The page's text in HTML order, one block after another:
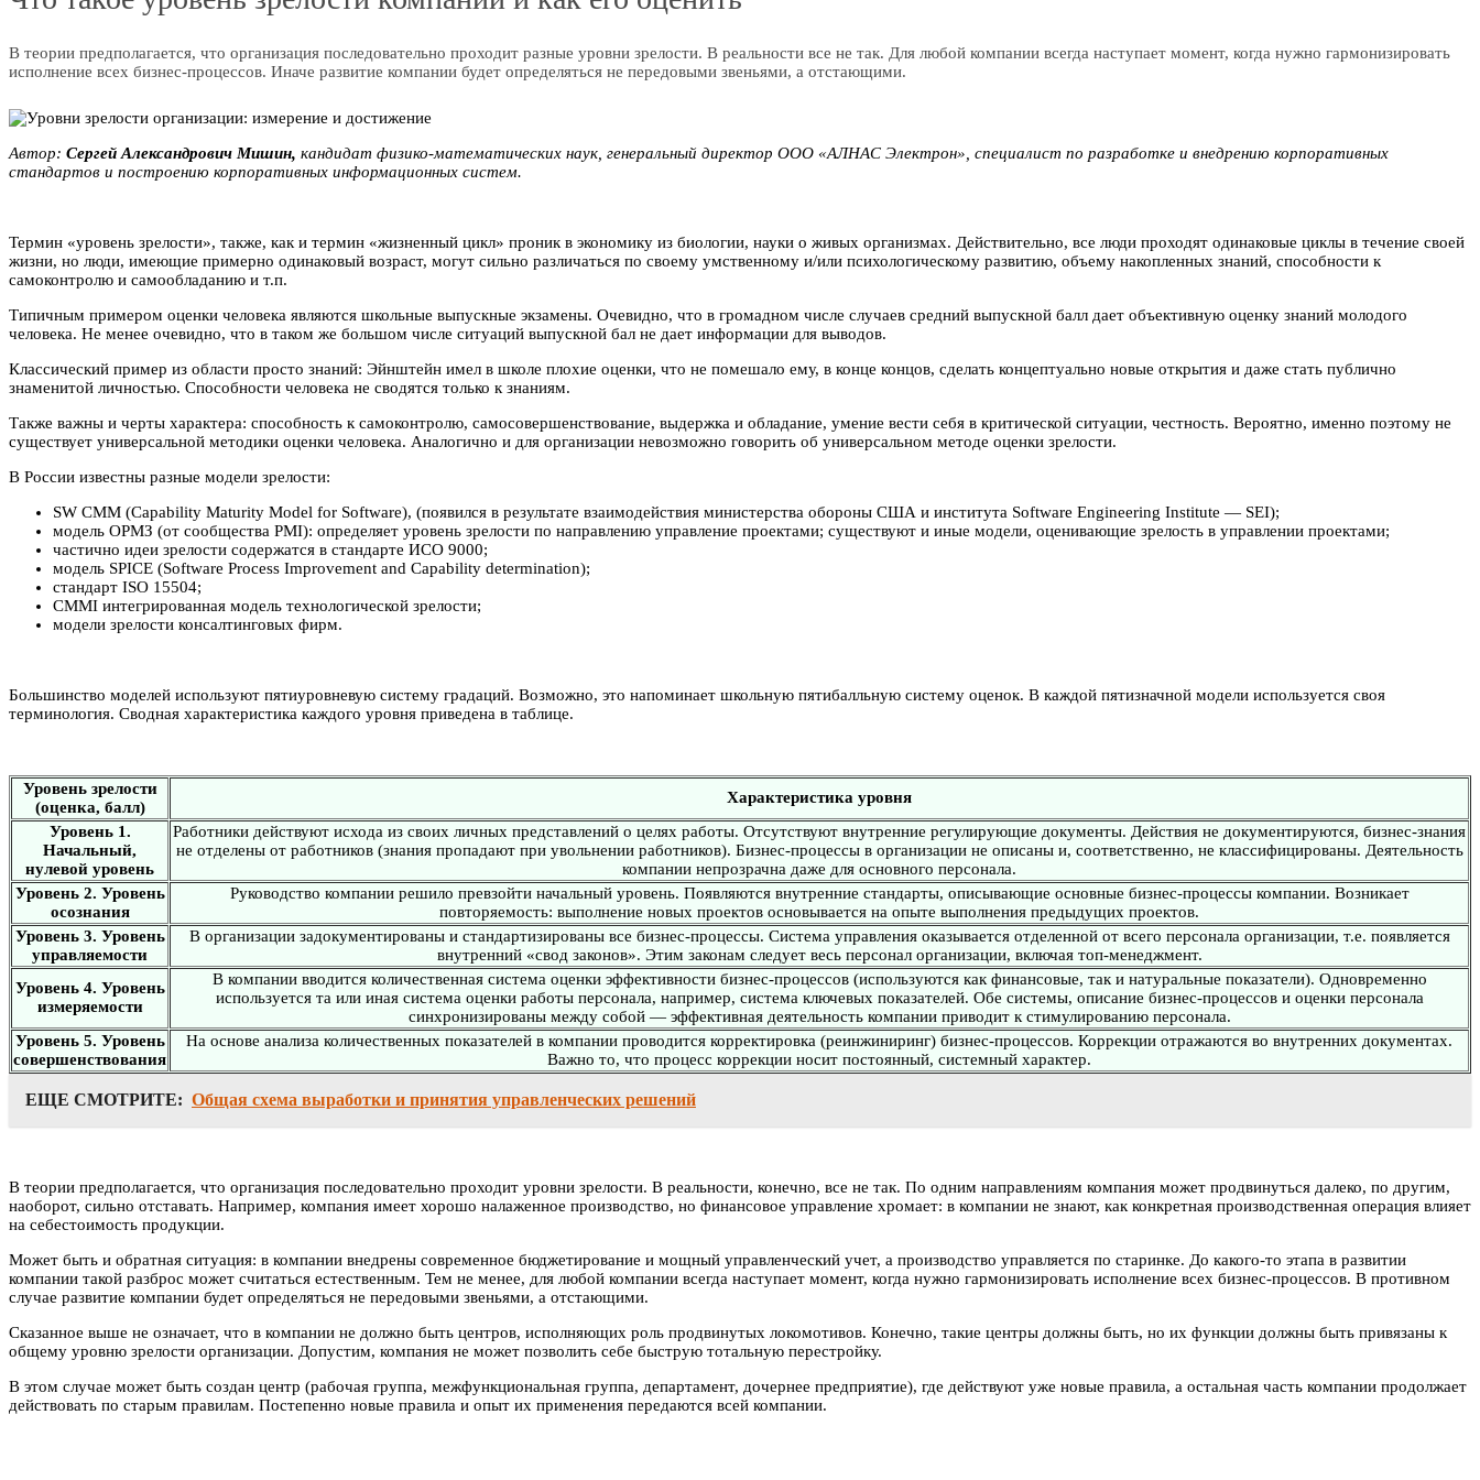
В теории предполагается, что организация последовательно проходит разные уровни зрелости. В реальности все не так. Для любой компании всегда наступает момент, когда нужно гармонизировать
исполнение всех бизнес-процессов. Иначе развитие компании будет определяться не передовыми звеньями, а отстающими.
Автор: Сергей Aлександрович Мишин, кандидат физико-математических наук, генеральный директор ООО «АЛНАС Электрон», специалист по разработке и внедрению корпоративных
стандартов и построению корпоративных информационных систем.
Термин «уровень зрелости», также, как и термин «жизненный цикл» проник в экономику из биологии, науки о живых организмах. Действительно, все люди проходят одинаковые циклы в течение своей
жизни, но люди, имеющие примерно одинаковый возраст, могут сильно различаться по своему умственному и/или психологическому развитию, объему накопленных знаний, способности к
самоконтролю и самообладанию и т.п.
Типичным примером оценки человека являются школьные выпускные экзамены. Очевидно, что в громадном числе случаев средний выпускной балл дает объективную оценку знаний молодого
человека. Не менее очевидно, что в таком же большом числе ситуаций выпускной бал не дает информации для выводов.
Классический пример из области просто знаний: Эйнштейн имел в школе плохие оценки, что не помешало ему, в конце концов, сделать концептуально новые открытия и даже стать публично
знаменитой личностью. Способности человека не сводятся только к знаниям.
Также важны и черты характера: способность к самоконтролю, самосовершенствование, выдержка и обладание, умение вести себя в критической ситуации, честность. Вероятно, именно поэтому не
существует универсальной методики оценки человека. Аналогично и для организации невозможно говорить об универсальном методе оценки зрелости.
В России известны разные модели зрелости:
SW СММ (Capability Maturity Model for Software), (появился в результате взаимодействия министерства обороны США и института Software Engineering Institute — SEI);
модель ОРМЗ (от сообщества PMI): определяет уровень зрелости по направлению управление проектами; существуют и иные модели, оценивающие зрелость в управлении проектами;
частично идеи зрелости содержатся в стандарте ИСО 9000;
модель SPICE (Software Process Improvement and Capability determination);
стандарт ISO 15504;
CMMI интегрированная модель технологической зрелости;
модели зрелости консалтинговых фирм.
Большинство моделей используют пятиуровневую систему градаций. Возможно, это напоминает школьную пятибалльную систему оценок. В каждой пятизначной модели используется своя
терминология. Сводная характеристика каждого уровня приведена в таблице.
Уровень зрелости
(оценка, балл)
Характеристика уровня
Уровень 1.
Начальный,
нулевой уровень
Работники действуют исхода из своих личных представлений о целях работы. Отсутствуют внутренние регулирующие документы. Действия не документируются, бизнес-знания
не отделены от работников (знания пропадают при увольнении работников). Бизнес-процессы в организации не описаны и, соответственно, не классифицированы. Деятельность
компании непрозрачна даже для основного персонала.
Уровень 2. Уровень
осознания
Руководство компании решило превзойти начальный уровень. Появляются внутренние стандарты, описывающие основные бизнес-процессы компании. Возникает
повторяемость: выполнение новых проектов основывается на опыте выполнения предыдущих проектов.
Уровень 3. Уровень
управляемости
В организации задокументированы и стандартизированы все бизнес-процессы. Система управления оказывается отделенной от всего персонала организации, т.е. появляется
внутренний «свод законов». Этим законам следует весь персонал организации, включая топ-менеджмент.
Уровень 4. Уровень
измеряемости
В компании вводится количественная система оценки эффективности бизнес-процессов (используются как финансовые, так и натуральные показатели). Одновременно
используется та или иная система оценки работы персонала, например, система ключевых показателей. Обе системы, описание бизнес-процессов и оценки персонала
синхронизированы между собой — эффективная деятельность компании приводит к стимулированию персонала.
Уровень 5. Уровень
совершенствования
На основе анализа количественных показателей в компании проводится корректировка (реинжиниринг) бизнес-процессов. Коррекции отражаются во внутренних документах.
Важно то, что процесс коррекции носит постоянный, системный характер.
ЕЩЕ СМОТРИТЕ: Общая схема выработки и принятия управленческих решений
В теории предполагается, что организация последовательно проходит уровни зрелости. В реальности, конечно, все не так. По одним направлениям компания может продвинуться далеко, по другим,
наоборот, сильно отставать. Например, компания имеет хорошо налаженное производство, но финансовое управление хромает: в компании не знают, как конкретная производственная операция влияет
на себестоимость продукции.
Может быть и обратная ситуация: в компании внедрены современное бюджетирование и мощный управленческий учет, а производство управляется по старинке. До какого-то этапа в развитии
компании такой разброс может считаться естественным. Тем не менее, для любой компании всегда наступает момент, когда нужно гармонизировать исполнение всех бизнес-процессов. В противном
случае развитие компании будет определяться не передовыми звеньями, а отстающими.
Сказанное выше не означает, что в компании не должно быть центров, исполняющих роль продвинутых локомотивов. Конечно, такие центры должны быть, но их функции должны быть привязаны к
общему уровню зрелости организации. Допустим, компания не может позволить себе быструю тотальную перестройку.
В этом случае может быть создан центр (рабочая группа, межфункциональная группа, департамент, дочернее предприятие), где действуют уже новые правила, а остальная часть компании продолжает
действовать по старым правилам. Постепенно новые правила и опыт их применения передаются всей компании.